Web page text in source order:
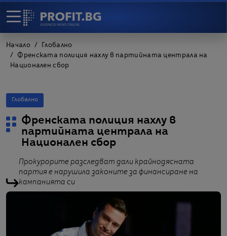
Начало
Глобално
Френската полиция нахлу в партийната централа на
Национален сбор
Глобално
Френската полиция нахлу в
партийната централа на
Национален сбор
Прокурорите разследват дали крайнодясната
партия е нарушила законите за финансиране на
кампанията си